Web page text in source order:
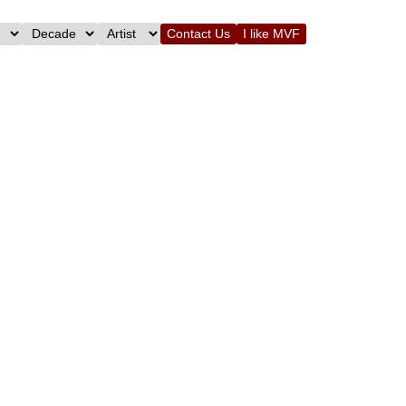
Contact Us I like MVF